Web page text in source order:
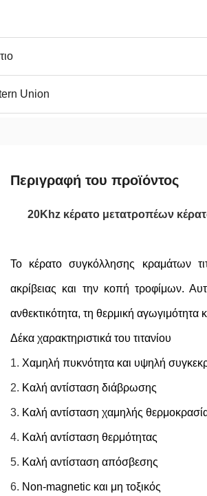
Union
Περιγραφή του προϊόντος
20Khz κέρατο μετατροπέων
Το κέρατο συγκόλλησης κραμάτων
ακρίβειας και την κοπή τροφίμων.
ανθεκτικότητα, τη θερμική
Δέκα χαρακτηριστικά του τιτανίου
1. Χαμηλή πυκνότητα και υψηλή
2. Καλή αντίσταση διάβρωσης
3. Καλή αντίσταση χαμηλής
4. Καλή αντίσταση θερμότητας
5. Καλή αντίσταση απόσβεσης
6. Non-magnetic και μη τοξικός